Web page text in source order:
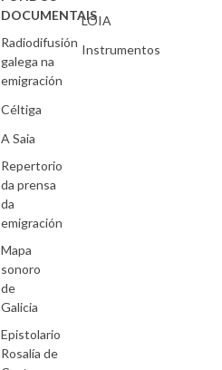
DOCUMENTAIS
Radiodifusión
galega na
emigración
Céltiga
A Saia
Repertorio
da prensa
da
emigración
Mapa
sonoro
de
Galicia
Epistolario
Rosalía de
LOIA
Instrumentos